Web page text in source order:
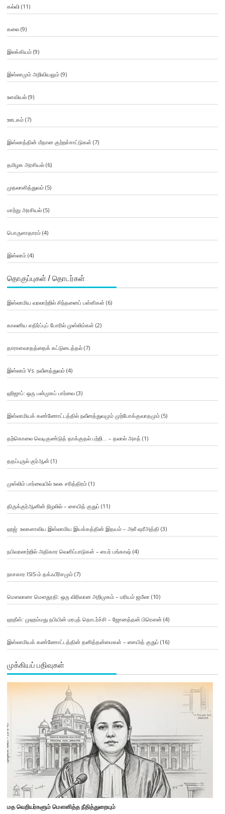
கல்வி (11)
கலை(9)
இலக்கியம்(9)
இஸ்லாமும் அறிவியலும்(9)
உளவியல்(9)
ஊடகம்(7)
இஸ்லாத்தின் மீதான குற்றச்சாட்டுகள் (7)
தமிழக அரசியல்(6)
முதலாளித்துவம்(5)
மாற்று அரசியல்(5)
பொருளாதாரம்(4)
இஸ்லாம்(4)
தொகுப்புகள் / தொடர்கள்
இஸ்லாமிய வரலாற்றில் சிந்தனைப் பள்ளிகள் (6)
காலனிய எதிர்ப்புப் போரில் முஸ்லிம்கள் (2)
தாராளவாதத்தைக் கட்டுடைத்தல்(7)
இஸ்லாம் Vs. நவீனத்துவம்(4)
ஹிஜாப்: ஒரு பன்முகப் பார்வை(3)
இஸ்லாமியக் கண்ணோட்டத்தில் நவீனத்துவமும் முற்போக்குவாதமும்(5)
தற்கொலை வெடிகுண்டுத் தாக்குதல் பற்றி… – தலால் அசத் (1)
ததப்புருல் குர்ஆன் (1)
முஸ்லிம் பார்வையில் உலக சரித்திரம்(1)
திருக்குர்ஆனின் நிழலில் – சையித் குதுப் (11)
ஹஜ்: உலகளாவிய இஸ்லாமிய இயக்கத்தின் இதயம் – அலீ ஷரீஅத்தி (3)
நபிவரலாற்றில் அதிகார வெளிப்பாடுகள் – ஸபர் பங்காஷ் (4)
நாசகார ISIS-ம் தக்ஃபீரிசமும்(7)
மௌலானா மௌதூதி: ஒரு விரிவான அறிமுகம் – மரியம் ஜமீலா (10)
ஹதீஸ்: முஹம்மது நபியின் மரபுத் தொடர்ச்சி – ஜோனத்தன் பிரௌன் (4)
இஸ்லாமியக் கண்ணோட்டத்தின் தனித்தன்மைகள் – சையித் குதுப் (16)
முக்கியப் பதிவுகள்
மத வெறியர்களும் மௌனித்த நீதித்துறையும்